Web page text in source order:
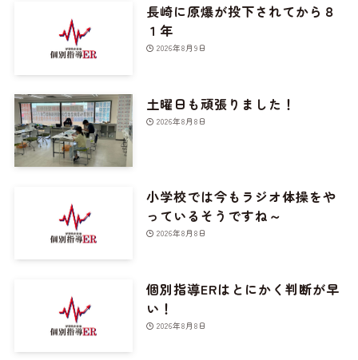
長崎に原爆が投下されてから８
１年
2026年8月9日
土曜日も頑張りました！
2026年8月8日
小学校では今もラジオ体操をや
っているそうですね～
2026年8月8日
個別指導ERはとにかく判断が早
い！
2026年8月8日